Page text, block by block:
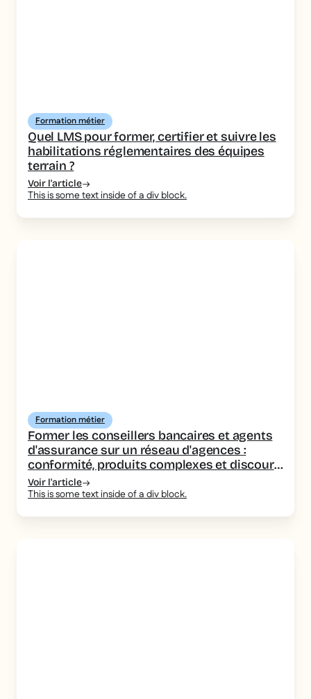
Formation métier
Quel LMS pour former, certifier et suivre les
habilitations réglementaires des équipes
terrain ?
Voir l'article
This is some text inside of a div block.
Formation métier
Former les conseillers bancaires et agents
d'assurance sur un réseau d'agences :
conformité, produits complexes et discours
homogène
Voir l'article
This is some text inside of a div block.